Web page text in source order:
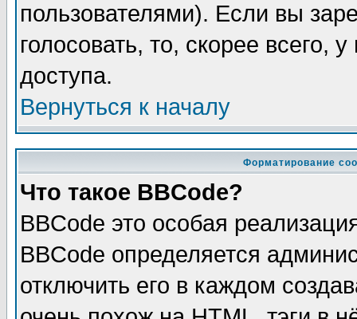
пользователями). Если вы
голосовать, то, скорее всего,
доступа.
Вернуться к началу
Форматирование
Что такое BBCode?
BBCode это особая
BBCode определяется
отключить его в каждом